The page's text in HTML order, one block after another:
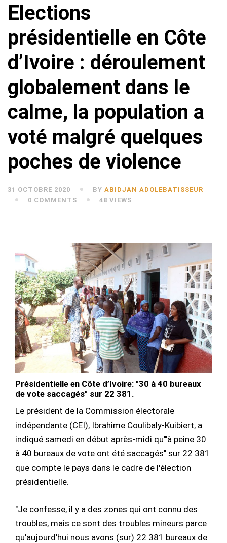
Elections
présidentielle en Côte
d’Ivoire : déroulement
globalement dans le
calme, la population a
voté malgré quelques
poches de violence
31 OCTOBRE 2020 BY ABIDJAN ADOLEBATISSEUR
0 COMMENTS
48 VIEWS
Présidentielle en Côte d’Ivoire: "30 à 40 bureaux
de vote saccagés" sur 22 381.
Le président de la Commission électorale
indépendante (CEI), Ibrahime Coulibaly-Kuibiert, a
indiqué samedi en début après-midi qu'"à peine 30
à 40 bureaux de vote ont été saccagés" sur 22 381
que compte le pays dans le cadre de l'élection
présidentielle.
"Je confesse, il y a des zones qui ont connu des
troubles, mais ce sont des troubles mineurs parce
qu'aujourd'hui nous avons (sur) 22 381 bureaux de